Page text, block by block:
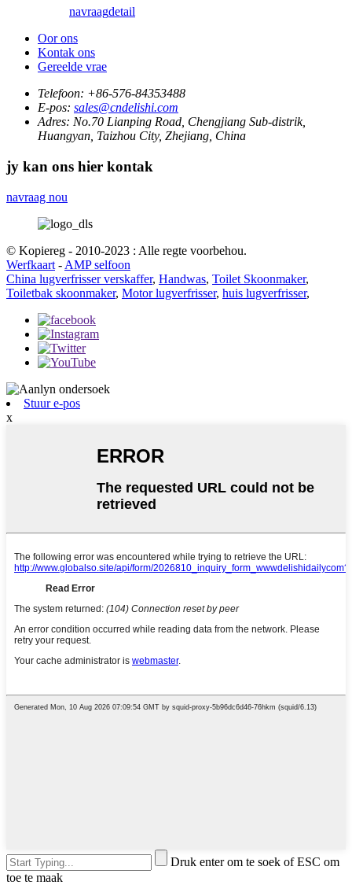
navraagdetail
Oor ons
Kontak ons
Gereelde vrae
Telefoon: +86-576-84353488
E-pos: sales@cndelishi.com
Adres: No.70 Lianping Road, Chengjiang Sub-distrik,
Huangyan, Taizhou City, Zhejiang, China
jy kan ons hier kontak
navraag nou
© Kopiereg - 2010-2023 : Alle regte voorbehou.
Werfkaart - AMP selfoon
China lugverfrisser verskaffer, Handwas, Toilet Skoonmaker,
Toiletbak skoonmaker, Motor lugverfrisser, huis lugverfrisser,
Stuur e-pos
x
Druk enter om te soek of ESC om
toe te maak